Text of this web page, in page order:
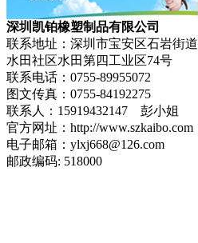
深圳凯铂橡塑制品有限公司
联系地址：深圳市宝安区石岩街道
水田社区水田第四工业区74号
联系电话：0755-89955072
图文传真：0755-84192275
联系人：15919432147 彭小姐
官方网址：http://www.szkaibo.com
电子邮箱：ylxj668@126.com
邮政编码: 518000